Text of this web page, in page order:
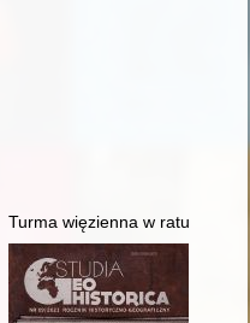
Turma więzienna w ratuszu